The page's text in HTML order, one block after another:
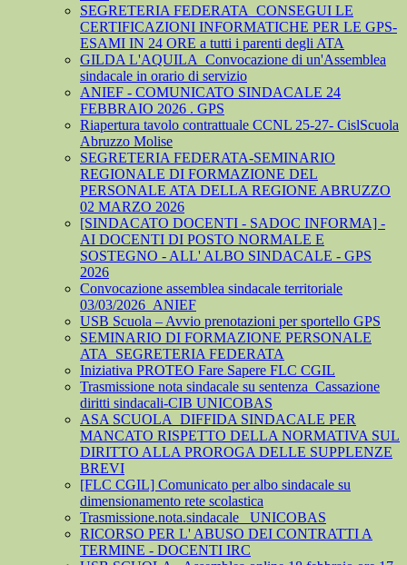
SEGRETERIA FEDERATA_CONSEGUI LE
CERTIFICAZIONI INFORMATICHE PER LE GPS-
ESAMI IN 24 ORE a tutti i parenti degli ATA
GILDA L'AQUILA_Convocazione di un'Assemblea
sindacale in orario di servizio
ANIEF - COMUNICATO SINDACALE 24
FEBBRAIO 2026 . GPS
Riapertura tavolo contrattuale CCNL 25-27- CislScuola
Abruzzo Molise
SEGRETERIA FEDERATA-SEMINARIO
REGIONALE DI FORMAZIONE DEL
PERSONALE ATA DELLA REGIONE ABRUZZO
02 MARZO 2026
[SINDACATO DOCENTI - SADOC INFORMA] -
AI DOCENTI DI POSTO NORMALE E
SOSTEGNO - ALL' ALBO SINDACALE - GPS
2026
Convocazione assemblea sindacale territoriale
03/03/2026_ANIEF
USB Scuola – Avvio prenotazioni per sportello GPS
SEMINARIO DI FORMAZIONE PERSONALE
ATA_SEGRETERIA FEDERATA
Iniziativa PROTEO Fare Sapere FLC CGIL
Trasmissione nota sindacale su sentenza_Cassazione
diritti sindacali-CIB UNICOBAS
ASA SCUOLA_DIFFIDA SINDACALE PER
MANCATO RISPETTO DELLA NORMATIVA SUL
DIRITTO ALLA PROROGA DELLE SUPPLENZE
BREVI
[FLC CGIL] Comunicato per albo sindacale su
dimensionamento rete scolastica
Trasmissione.nota.sindacale _UNICOBAS
RICORSO PER L' ABUSO DEI CONTRATTI A
TERMINE - DOCENTI IRC